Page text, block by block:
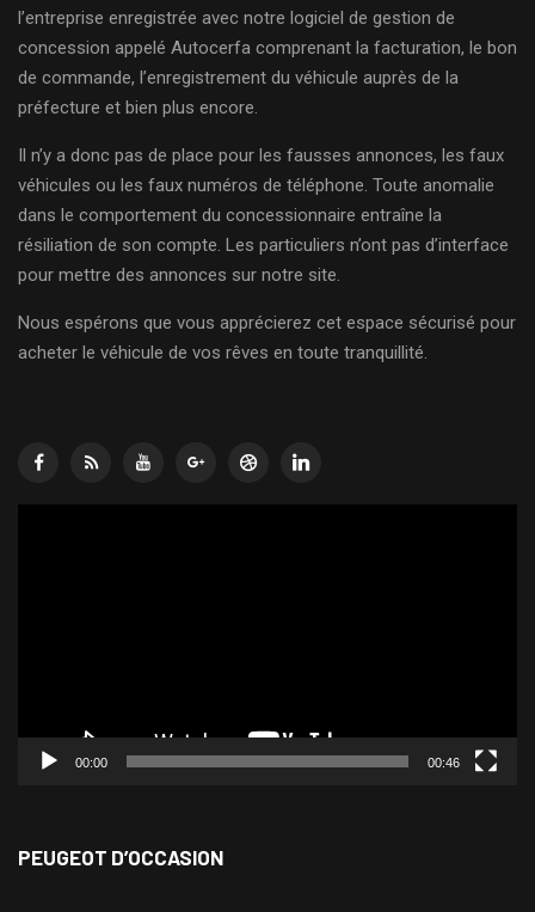
l’entreprise enregistrée avec notre logiciel de gestion de
concession appelé Autocerfa comprenant la facturation, le bon
de commande, l’enregistrement du véhicule auprès de la
préfecture et bien plus encore.
Il n’y a donc pas de place pour les fausses annonces, les faux
véhicules ou les faux numéros de téléphone. Toute anomalie
dans le comportement du concessionnaire entraîne la
résiliation de son compte. Les particuliers n’ont pas d’interface
pour mettre des annonces sur notre site.
Nous espérons que vous apprécierez cet espace sécurisé pour
acheter le véhicule de vos rêves en toute tranquillité.
00:00 00:46
PEUGEOT D’OCCASION